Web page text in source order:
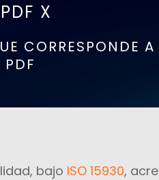
X
CORRESPONDE
bajo ISO 15930,